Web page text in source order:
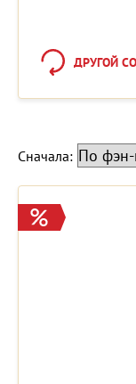
ДРУГОЙ
Сначала: